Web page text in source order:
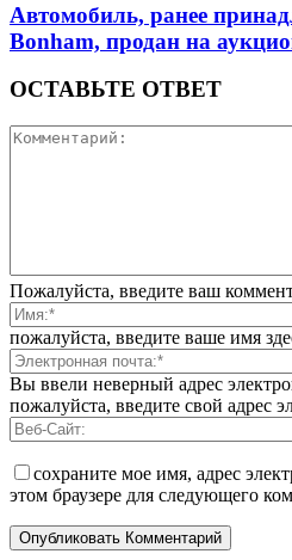
Автомобиль, ранее
Bonham, продан на
ОСТАВЬТЕ ОТВЕТ
Пожалуйста, введите ваш
пожалуйста, введите ваше имя
Вы ввели неверный адрес
пожалуйста, введите свой адрес
сохраните мое имя, адрес
этом браузере для следующего